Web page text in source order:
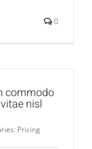
0
commodo
nisl
Pricing